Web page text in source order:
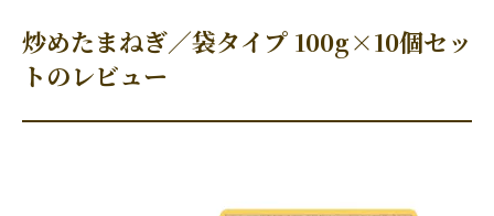
炒めたまねぎ／袋タイプ 100g×10個セッ
トのレビュー